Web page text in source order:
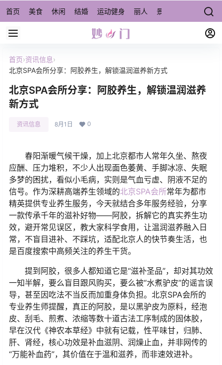
首页 美食 休闲 结婚 运动健身 丽人 景点/周边游 宠物
首页›资讯信息›
北京SPA会所分享：阿胶养生，解锁温润滋养新方式
北京SPA会所分享：阿胶养生，解锁温润滋养
新方式
资讯信息 8月1日 0
春阳渐暖气候干燥，加上北京都市人常年久坐、熬夜
应酬、压力堆积，不少人出现面色萎黄、手脚冰凉、失眠
多梦的困扰，看似小毛病，实则是气血亏虚、阴液不足的
信号。作为深耕高端养生领域的北京SPA会所常年为都市
精英提供专业养生服务，今天就结合多年服务经验，分享
一款传承千年的滋补好物——阿胶，拆解它的真实养生功
效，避开常见误区，教大家科学食用，让温润滋养融入日
常，不盲目进补、不踩坑，适配北京人的快节奏生活，也
是百度搜索中高频关注的养生干货。
提到阿胶，很多人都知道它是“滋补圣品”，却对其功效
一知半解，要么盲目跟风购买，要么被“水煮驴皮”的谣言误
导，甚至因吃法不当反而加重身体负担。北京SPA会所的
专业养生师提醒，真正的阿胶，是以黑驴皮为原料，经泡
皮、刮毛、煎煮、浓缩等数十道古法工序制成的固体胶，
早在汉代《神农本草经》中就有记载，性平味甘，归肺、
肝、肾经，核心功效是补血滋阴、润燥止血，并非网传的
“万能补血药”，其价值在于温和滋养，而非速效进补。